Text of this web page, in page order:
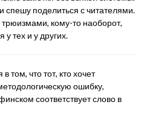
спешу поделиться с читателями.
трюизмами, кому-то наоборот,
тех и у других.
том, что тот, кто хочет
ошибку,
соответствует слово в